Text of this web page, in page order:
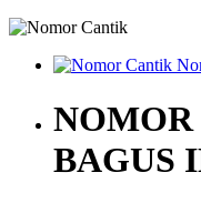
NOMOR
BAGUS